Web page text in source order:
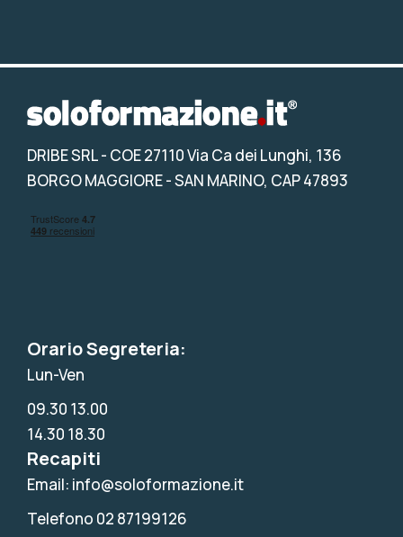
DRIBE SRL- COE 27110 Via Ca dei Lunghi, 136
BORGO MAGGIORE - SAN MARINO, CAP 47893
Orario Segreteria:
Lun-Ven
09.30 13.00
14.30 18.30
Recapiti
Email: info@soloformazione.it
Telefono 02 87199126